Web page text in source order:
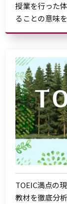
授業を行った
ることの意味
TOEIC満点の
教材を徹底分